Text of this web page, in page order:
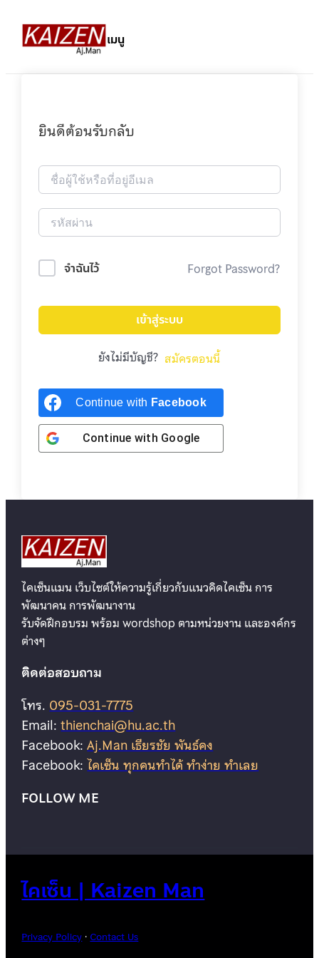
เมนู
ยินดีต้อนรับกลับ
จำฉันไว้ Forgot Password?
เข้าสู่ระบบ
ยังไม่มีบัญชี? สมัครตอนนี้
Continue with Facebook
Continue with Google
ไคเซ็นแมน เว็บไซต์ให้ความรู้เกี่ยวกับแนวคิดไคเซ็น การ
พัฒนาคน การพัฒนางาน
รับจัดฝึกอบรม พร้อม wordshop ตามหน่วยงาน และองค์กร
ต่างๆ
ติดต่อสอบถาม
โทร.095-031-7775
Email:thienchai@hu.ac.th
Facebook:Aj.Man เธียรชัย พันธ์คง
Facebook:ไคเซ็น ทุกคนทำได้ ทำง่าย ทำเลย
FOLLOW ME
ไคเซ็น | Kaizen Man
Privacy Policy · Contact Us